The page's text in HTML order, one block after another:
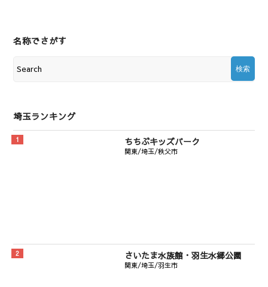
名称でさがす
埼玉ランキング
ちちぶキッズパーク
関東/埼玉/秩父市
さいたま水族館・羽生水郷公園
関東/埼玉/羽生市